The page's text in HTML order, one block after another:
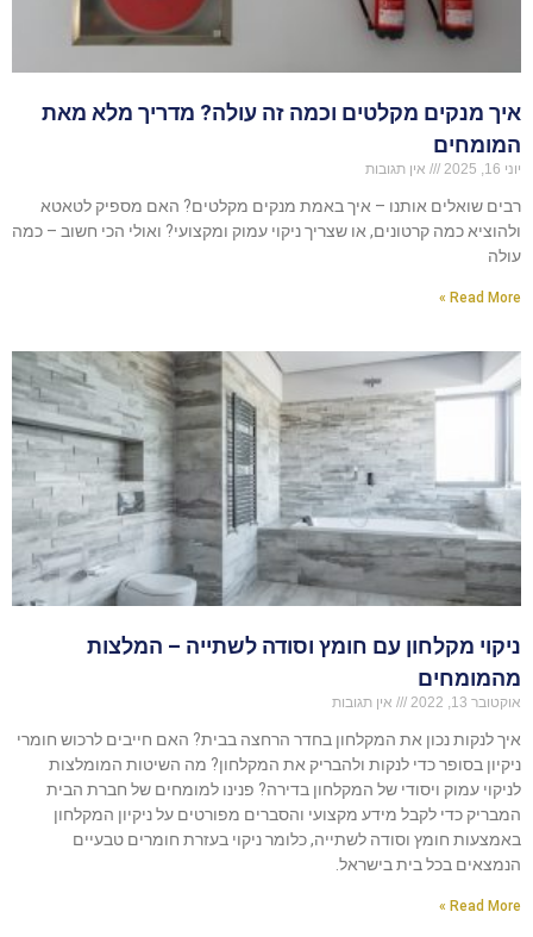
איך מנקים מקלטים וכמה זה עולה? מדריך מלא מאת
המומחים
יוני 16, 2025 אין תגובות
רבים שואלים אותנו – איך באמת מנקים מקלטים? האם מספיק לטאטא
ולהוציא כמה קרטונים, או שצריך ניקוי עמוק ומקצועי? ואולי הכי חשוב – כמה
עולה
Read More »
ניקוי מקלחון עם חומץ וסודה לשתייה – המלצות
מהמומחים
אוקטובר 13, 2022 אין תגובות
איך לנקות נכון את המקלחון בחדר הרחצה בבית? האם חייבים לרכוש חומרי
ניקיון בסופר כדי לנקות ולהבריק את המקלחון? מה השיטות המומלצות
לניקוי עמוק ויסודי של המקלחון בדירה? פנינו למומחים של חברת הבית
המבריק כדי לקבל מידע מקצועי והסברים מפורטים על ניקיון המקלחון
באמצעות חומץ וסודה לשתייה, כלומר ניקוי בעזרת חומרים טבעיים
הנמצאים בכל בית בישראל.
Read More »